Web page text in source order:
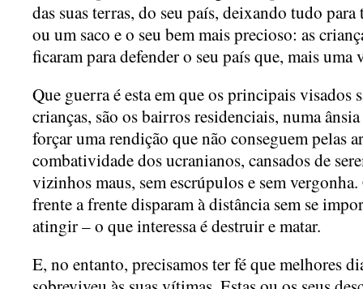
das suas terras, do seu país, deixando tudo para
ou um saco e o seu bem mais precioso: as
ficaram para defender o seu país que, mais uma
Que guerra é esta em que os principais visados
crianças, são os bairros residenciais, numa
forçar uma rendição que não conseguem pelas
combatividade dos ucranianos, cansados de
vizinhos maus, sem escrúpulos e sem
frente a frente disparam à distância sem se
atingir – o que interessa é destruir e matar.
E, no entanto, precisamos ter fé que melhores